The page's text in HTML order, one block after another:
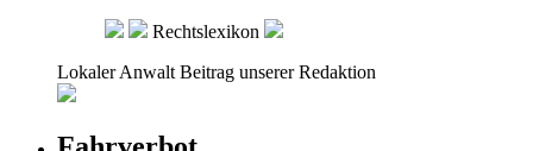
Rechtslexikon
Lokaler Anwalt Beitrag unserer Redaktion